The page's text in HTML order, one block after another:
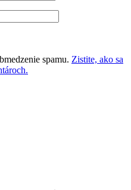
spamu. Zistite, ako sa